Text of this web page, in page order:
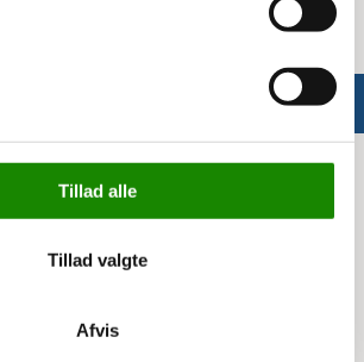
Tillad alle
Tillad valgte
Afvis